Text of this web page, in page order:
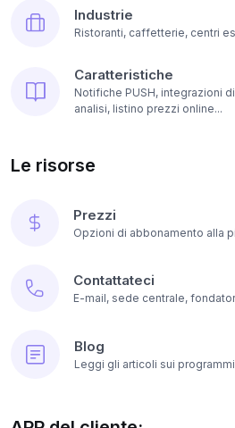
Industrie
Ristoranti, caffetterie, centri
Caratteristiche
Notifiche PUSH, integrazioni
analisi, listino prezzi online...
Le risorse
Prezzi
Opzioni di abbonamento alla
Contattateci
E-mail, sede centrale,
Blog
Leggi gli articoli sui